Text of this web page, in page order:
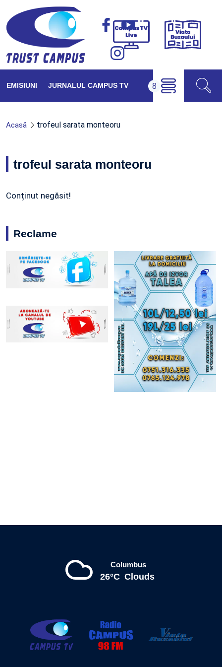
Campus
Viața
EMISIUNI JURNALUL CAMPUS TV
Acasă trofeul sarata monteoru
trofeul sarata monteoru
Conținut negăsit!
Reclame
Columbus
26°C Clouds